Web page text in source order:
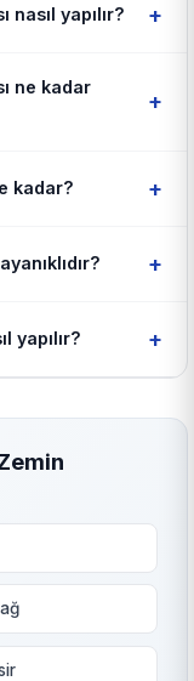
yapılır? +
ne kadar
+
kadar? +
+
yapılır? +